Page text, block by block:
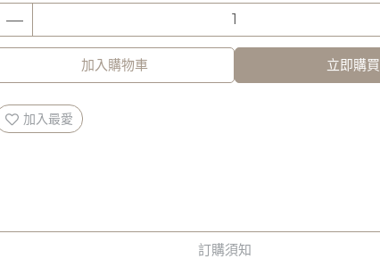
加入購物車 立即購買
加入最愛
訂購須知